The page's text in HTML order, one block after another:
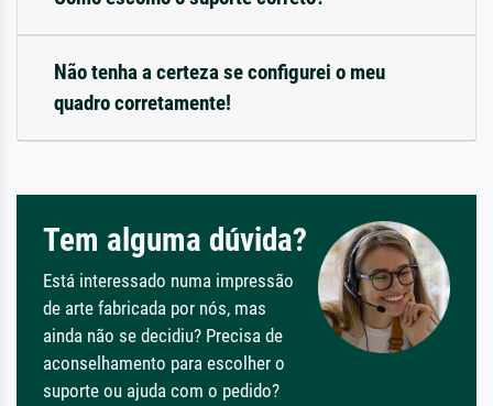
Não tenha a certeza se configurei o meu
quadro corretamente!
Tem alguma dúvida?
Está interessado numa impressão
de arte fabricada por nós, mas
ainda não se decidiu? Precisa de
aconselhamento para escolher o
suporte ou ajuda com o pedido?